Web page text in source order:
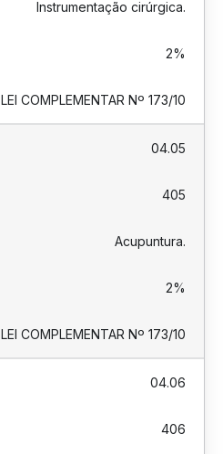
Instrumentação cirúrgica.
2%
LEI COMPLEMENTAR Nº 173/10
04.05
405
Acupuntura.
2%
LEI COMPLEMENTAR Nº 173/10
04.06
406